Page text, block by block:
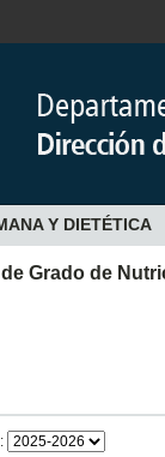
Y DIETÉTICA
Grado de